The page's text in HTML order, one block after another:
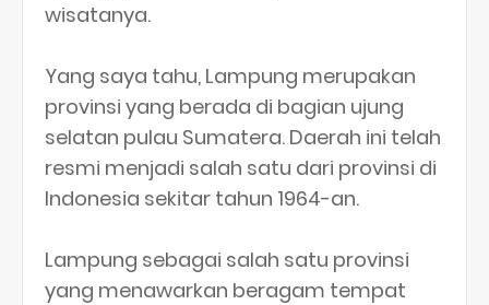
wisatanya.
Yang saya tahu, Lampung merupakan
provinsi yang berada di bagian ujung
selatan pulau Sumatera. Daerah ini telah
resmi menjadi salah satu dari provinsi di
Indonesia sekitar tahun 1964-an.
Lampung sebagai salah satu provinsi
yang menawarkan beragam tempat